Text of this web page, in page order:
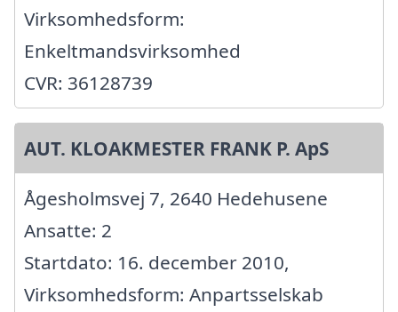
Virksomhedsform:
Enkeltmandsvirksomhed
CVR: 36128739
AUT. KLOAKMESTER FRANK P. ApS
Ågesholmsvej 7, 2640 Hedehusene
Ansatte: 2
Startdato: 16. december 2010,
Virksomhedsform: Anpartsselskab